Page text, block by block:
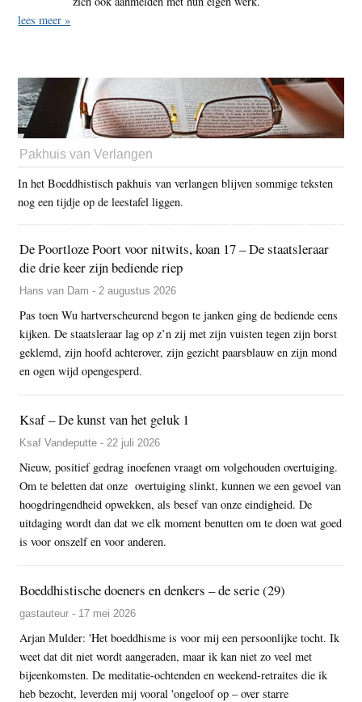
lees meer »
Pakhuis van Verlangen
In het Boeddhistisch pakhuis van verlangen blijven sommige teksten
nog een tijdje op de leestafel liggen.
De Poortloze Poort voor nitwits, koan 17 – De staatsleraar
die drie keer zijn bediende riep
Hans van Dam - 2 augustus 2026
Pas toen Wu hartverscheurend begon te janken ging de bediende eens
kijken. De staatsleraar lag op z’n zij met zijn vuisten tegen zijn borst
geklemd, zijn hoofd achterover, zijn gezicht paarsblauw en zijn mond
en ogen wijd opengesperd.
Ksaf – De kunst van het geluk 1
Ksaf Vandeputte - 22 juli 2026
Nieuw, positief gedrag inoefenen vraagt om volgehouden overtuiging.
Om te beletten dat onze overtuiging slinkt, kunnen we een gevoel van
hoogdringendheid opwekken, als besef van onze eindigheid. De
uitdaging wordt dan dat we elk moment benutten om te doen wat goed
is voor onszelf en voor anderen.
Boeddhistische doeners en denkers – de serie (29)
gastauteur - 17 mei 2026
Arjan Mulder: 'Het boeddhisme is voor mij een persoonlijke tocht. Ik
weet dat dit niet wordt aangeraden, maar ik kan niet zo veel met
bijeenkomsten. De meditatie-ochtenden en weekend-retraites die ik
heb bezocht, leverden mij vooral 'ongeloof op – over starre